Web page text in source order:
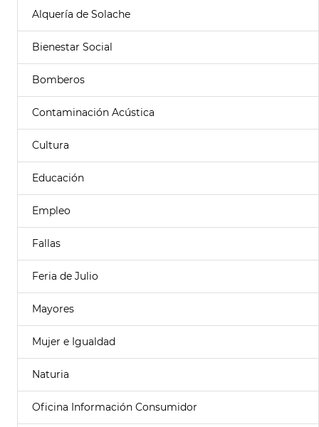
Alquería de Solache
Bienestar Social
Bomberos
Contaminación Acústica
Cultura
Educación
Empleo
Fallas
Feria de Julio
Mayores
Mujer e Igualdad
Naturia
Oficina Información Consumidor